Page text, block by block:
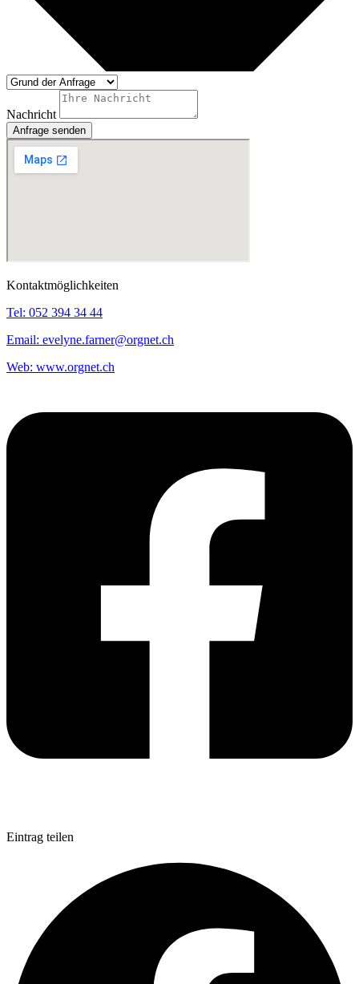
Nachricht
Anfrage senden
Kontaktmöglichkeiten
Tel: 052 394 34 44
Email: evelyne.farner@orgnet.ch
Web: www.orgnet.ch
Eintrag teilen